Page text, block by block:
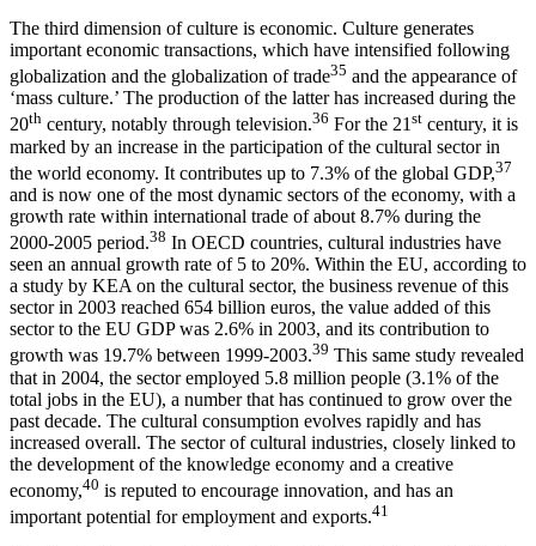
The third dimension of culture is economic. Culture generates
important economic transactions, which have intensified following
globalization and the globalization of trade35 and the appearance of
‘mass culture.’ The production of the latter has increased during the
20th century, notably through television.36 For the 21st century, it is
marked by an increase in the participation of the cultural sector in
the world economy. It contributes up to 7.3% of the global GDP,37
and is now one of the most dynamic sectors of the economy, with a
growth rate within international trade of about 8.7% during the
2000-2005 period.38 In OECD countries, cultural industries have
seen an annual growth rate of 5 to 20%. Within the EU, according to
a study by KEA on the cultural sector, the business revenue of this
sector in 2003 reached 654 billion euros, the value added of this
sector to the EU GDP was 2.6% in 2003, and its contribution to
growth was 19.7% between 1999-2003.39 This same study revealed
that in 2004, the sector employed 5.8 million people (3.1% of the
total jobs in the EU), a number that has continued to grow over the
past decade. The cultural consumption evolves rapidly and has
increased overall. The sector of cultural industries, closely linked to
the development of the knowledge economy and a creative
economy,40 is reputed to encourage innovation, and has an
important potential for employment and exports.41